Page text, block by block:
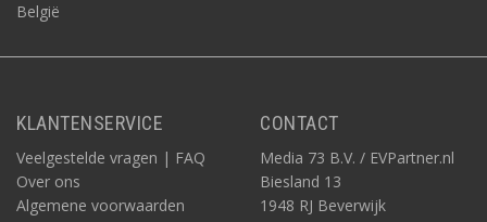
België
KLANTENSERVICE
Veelgestelde vragen | FAQ
Over ons
Algemene voorwaarden
CONTACT
Media 73 B.V. / EVPartner.nl
Biesland 13
1948 RJ Beverwijk